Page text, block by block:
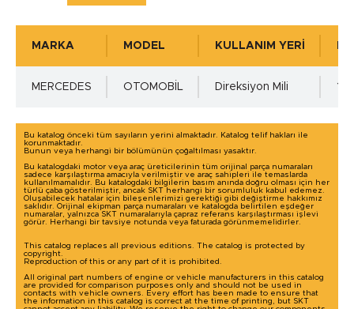
Çalışma Basıncı
0
Mil Toleransı - ISO h11 min.
0.00 mm.
Mil Toleransı - ISO h11 max.
-0.16 mm.
Detaylı incelemek için tıklayınız!
MARKA MODEL KULLANIM YERİ
MERCEDES OTOMOBİL Direksiyon Mili 1
Bu katalog önceki tüm sayıların yerini almaktadır. Katalog telif hakları ile
korunmaktadır.
Bunun veya herhangi bir bölümünün çoğaltılması yasaktır.
Bu katalogdaki motor veya araç üreticilerinin tüm orijinal parça numaraları
sadece karşılaştırma amacıyla verilmiştir ve araç sahipleri ile temaslarda
kullanılmamalıdır. Bu katalogdaki bilgilerin basım anında doğru olması için her
türlü çaba gösterilmiştir, ancak SKT herhangi bir sorumluluk kabul edemez.
Oluşabilecek hatalar için bileşenlerimizi gerektiği gibi değiştirme hakkımız
saklıdır. Orijinal ekipman parça numaraları ve katalogda belirtilen eşdeğer
numaralar, yalnızca SKT numaralarıyla çapraz referans karşılaştırması işlevi
görür. Herhangi bir tavsiye notunda veya faturada görünmemelidirler.
This catalog replaces all previous editions. The catalog is protected by
copyright.
Reproduction of this or any part of it is prohibited.
All original part numbers of engine or vehicle manufacturers in this catalog
are provided for comparison purposes only and should not be used in
contacts with vehicle owners. Every effort has been made to ensure that
the information in this catalog is correct at the time of printing, but SKT